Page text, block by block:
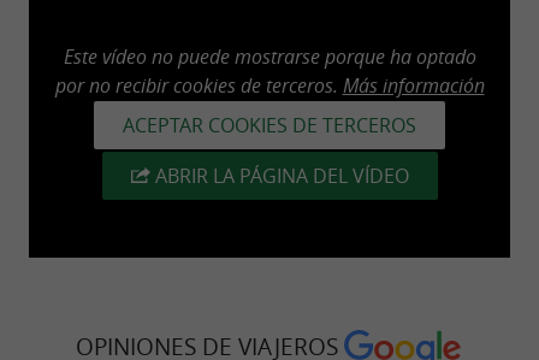
Este vídeo no puede mostrarse porque ha optado
por no recibir cookies de terceros. Más información
ACEPTAR COOKIES DE TERCEROS
ABRIR LA PÁGINA DEL VÍDEO
OPINIONES DE VIAJEROS